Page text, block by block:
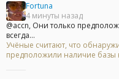
Fortuna
4 минуты назад
@accn, Они только
всегда...
Учёные считают, что
предположили наличие базы